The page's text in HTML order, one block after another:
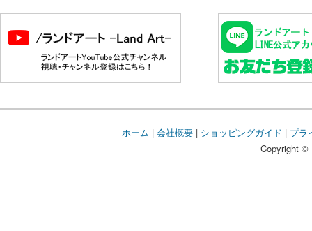
ホーム | 会社概要| ショッピングガイド | プラ
Copyright ©